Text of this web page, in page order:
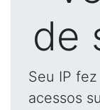
de
Seu IP
acessos